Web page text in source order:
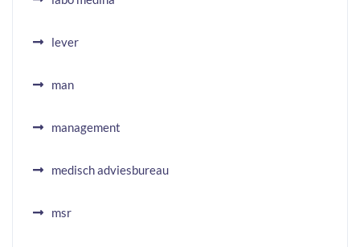
lever
man
management
medisch adviesbureau
msr